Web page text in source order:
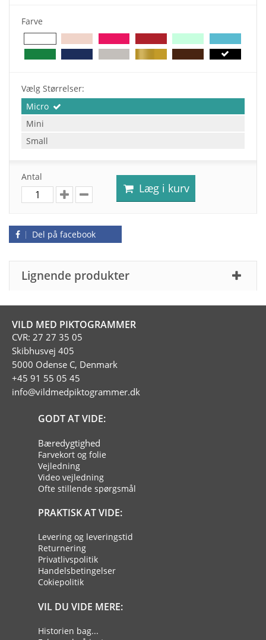
Farve
Vælg Størrelser:
Micro
Mini
Small
Antal
Læg i kurv
Del på facebook
Lignende produkter
VILD MED PIKTOGRAMMER
CVR: 27 27 35 05
Skibhusvej 405
5000 Odense C, Denmark
+45 91 55 05 45
info@vildmedpiktogrammer.dk
GODT AT VIDE:
Bæredygtighed
Farvekort og folie
Vejledning
Video vejledning
Ofte stillende spørgsmål
PRAKTISK AT VIDE:
Levering og leveringstid
Returnering
Privatlivspolitik
Handelsbetingelser
Cokiepolitik
VIL DU VIDE MERE:
Historien bag...